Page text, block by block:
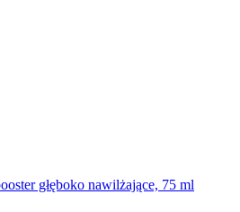
głęboko nawilżające, 75 ml